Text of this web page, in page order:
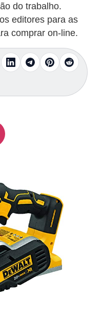
do trabalho.
editores para as
comprar on-line.